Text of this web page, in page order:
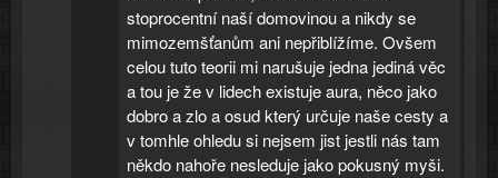
stoprocentní naší domovinou a nikdy se
mimozemšťanům ani nepřiblížíme. Ovšem
celou tuto teorii mi narušuje jedna jediná věc
a tou je že v lidech existuje aura, něco jako
dobro a zlo a osud který určuje naše cesty a
v tomhle ohledu si nejsem jist jestli nás tam
někdo nahoře nesleduje jako pokusný myši.